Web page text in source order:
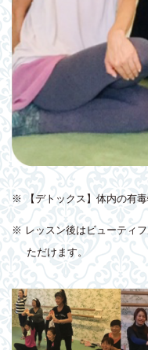
※ 【デトックス】体内の有
※ レッスン後はビューティ
ただけます。